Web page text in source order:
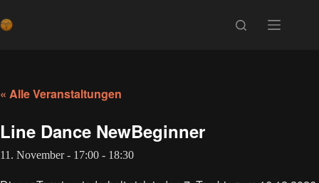
Inhalt
springen
« Alle Veranstaltungen
Line Dance NewBeginner
11. November - 17:00 - 18:30